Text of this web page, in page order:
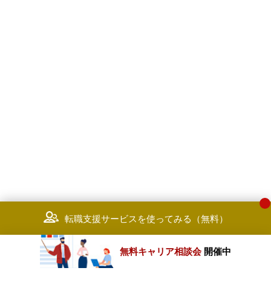
転職支援サービスを使ってみる（無料）
無料キャリア相談会 開催中